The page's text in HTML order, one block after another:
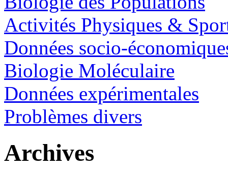
Activités Physiques &
Données socio-
Biologie Moléculaire
Données expérimentales
Problèmes divers
Archives